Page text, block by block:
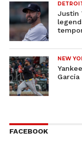
Justin
NEW
García
FACEBOOK